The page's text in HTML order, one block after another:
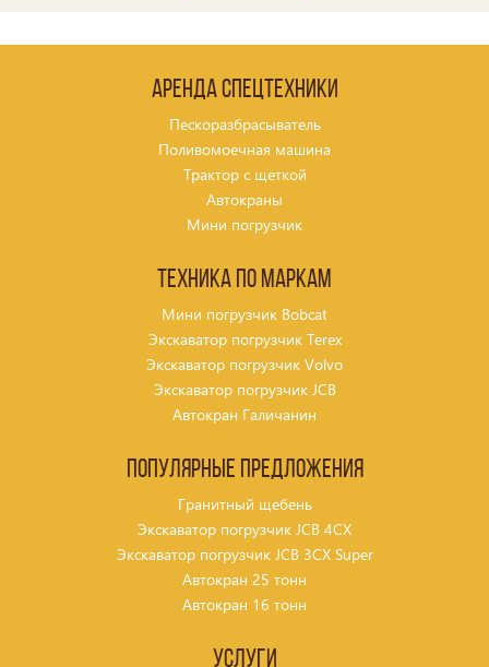
Аренда спецтехники
Пескоразбрасыватель
Поливомоечная машина
Трактор с щеткой
Автокраны
Мини погрузчик
Техника по маркам
Мини погрузчик Bobcat
Экскаватор погрузчик Terex
Экскаватор погрузчик Volvo
Экскаватор погрузчик JCB
Автокран Галичанин
Популярные предложения
Гранитный щебень
Экскаватор погрузчик JCB 4CX
Экскаватор погрузчик JCB 3CX Super
Автокран 25 тонн
Автокран 16 тонн
Услуги